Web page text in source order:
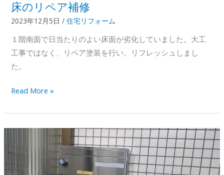
床のリペア補修
2023年12月5日/住宅リフォーム
１階南面で日当たりのよい床面が劣化していました。大工
工事ではなく、リペア塗装を行い、リフレッシュしまし
た。
床
リ
ペ
補
Read More »